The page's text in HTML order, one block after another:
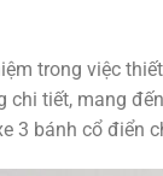
trong việc
tiết, mang
3 bánh cổ điển